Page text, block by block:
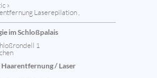
»
Laserepilation ,
im Schloßpalais
1
/ Laser